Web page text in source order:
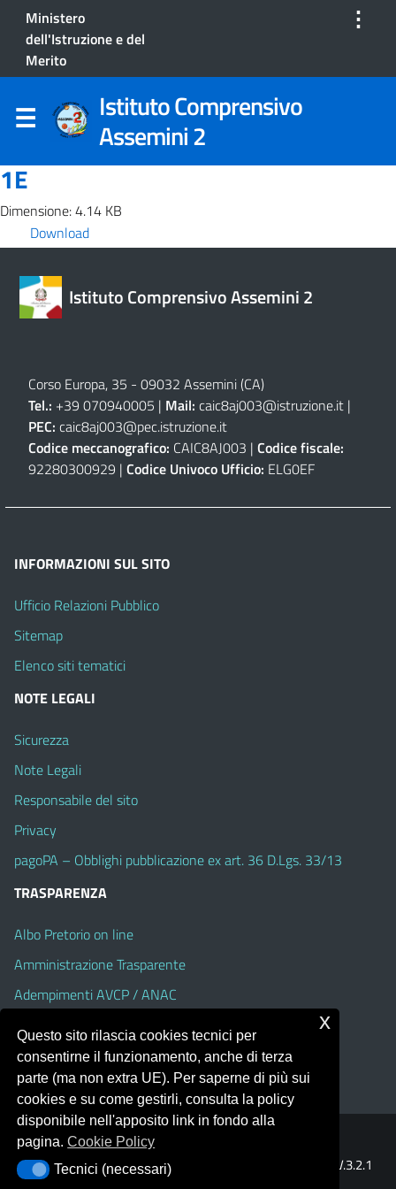
Ministero
dell'Istruzione e del
Merito
⋮
Istituto Comprensivo
Assemini 2
1E
Dimensione: 4.14 KB
Download
Istituto Comprensivo Assemini 2
Corso Europa, 35 - 09032 Assemini (CA)
Tel.: +39 070940005 | Mail: caic8aj003@istruzione.it |
PEC: caic8aj003@pec.istruzione.it
Codice meccanografico: CAIC8AJ003 | Codice fiscale:
92280300929 | Codice Univoco Ufficio: ELG0EF
INFORMAZIONI SUL SITO
Ufficio Relazioni Pubblico
Sitemap
Elenco siti tematici
NOTE LEGALI
Sicurezza
Note Legali
Responsabile del sito
Privacy
pagoPA – Obblighi pubblicazione ex art. 36 D.Lgs. 33/13
TRASPARENZA
Albo Pretorio on line
Amministrazione Trasparente
Adempimenti AVCP / ANAC
Dichiarazione di accessibilità
Portale realizzato con la piattaforma
Template Italia configurato sul tema accessibile
V.3.2.1
(Alioth)
Questo sito rilascia cookies tecnici per
consentirne il funzionamento, anche di terza
parte (ma non extra UE). Per saperne di più sui
cookies e su come gestirli, consulta la policy
disponibile nell'apposito link in fondo alla
pagina.Cookie Policy
Tecnici (necessari)
Tecnici (necessari)
x